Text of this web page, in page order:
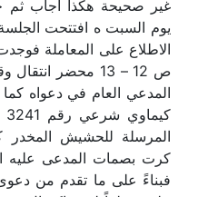
غير صحيحة هكذا أجاب ثم
يوم السبت ه افتتحت
ص 12 – 13 محضر
كرت بصمات المدعى عليه
فبناءً على ما تقدم من